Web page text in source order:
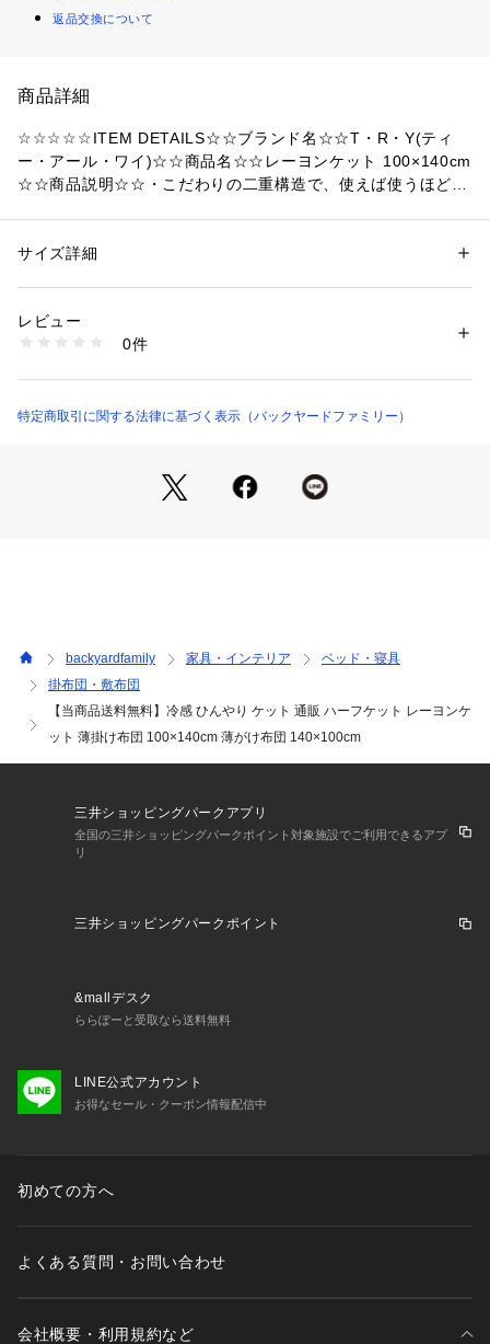
返品交換について
商品詳細
☆☆☆☆☆ITEM DETAILS☆☆ブランド名☆☆T・R・Y(ティ
ー・アール・ワイ)☆☆商品名☆☆レーヨンケット 100×140cm
☆☆商品説明☆☆・こだわりの二重構造で、使えば使うほど体
さら、優しいひんやり感。軽く、しっとり体に馴染む心地よ
入れもとっても簡単。お子様にも安心してお使い頂ける☆☆素
材☆☆側地：レーヨン70%、ポリエステル28%、ポリウレタン
☆ ※ドライクリーニング 不可☆※乾燥機 不可☆※長時間日光
に記載されている品質表示、アテンションタグ、ご使用上の注
意事項などを必ずご確認下さい。☆※本来の目的以外にはご使
布団 寝具 インテリア
性別：レディース
商品番号：
trygoods70 （ショップ）
サイズ詳細
レビュー
0件
特定商取引に関する法律に基づく表示（バックヤードファミリー）
backyardfamily 家具・インテリア
ベッド・寝具
掛布団・敷布団
【当商品送料無料】冷感 ひんやり ケット 通販 ハーフケット レーヨンケ
ット 薄掛け布団 100×140cm 薄がけ布団 140×100cm
三井ショッピングパークアプリ
全国の三井ショッピングパークポイント対象施設でご利用できるアプ
リ
三井ショッピングパークポイント
&mallデスク
ららぽーと受取なら送料無料
LINE公式アカウント
お得なセール・クーポン情報配信中
初めての方へ
よくある質問・お問い合わせ
会社概要・利用規約など